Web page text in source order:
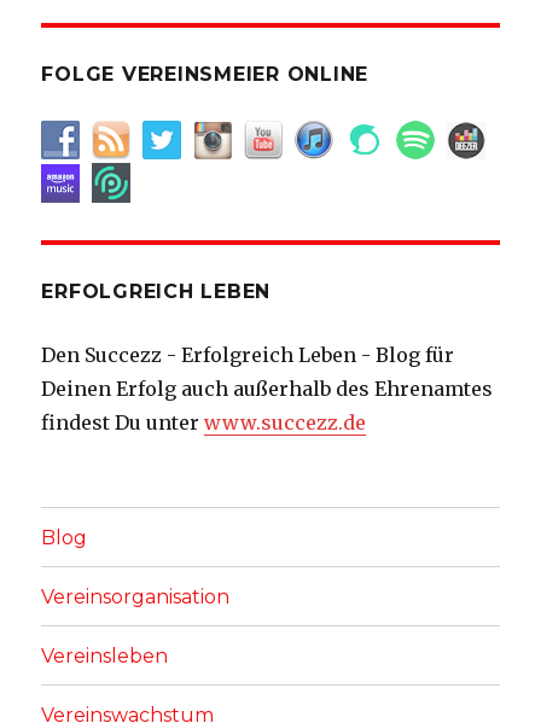
FOLGE VEREINSMEIER ONLINE
ERFOLGREICH LEBEN
Den Succezz - Erfolgreich Leben - Blog für
Deinen Erfolg auch außerhalb des Ehrenamtes
findest Du unterwww.succezz.de
Blog
Vereinsorganisation
Vereinsleben
Vereinswachstum